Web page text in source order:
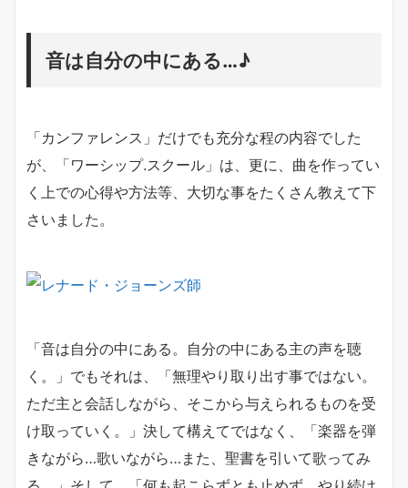
音は自分の中にある…♪
「カンファレンス」だけでも充分な程の内容でした
が、「ワーシップ.スクール」は、更に、曲を作ってい
く上での心得や方法等、大切な事をたくさん教えて下
さいました。
「音は自分の中にある。自分の中にある主の声を聴
く。」でもそれは、「無理やり取り出す事ではない。
ただ主と会話しながら、そこから与えられるものを受
け取っていく。」決して構えてではなく、「楽器を弾
きながら…歌いながら…また、聖書を引いて歌ってみ